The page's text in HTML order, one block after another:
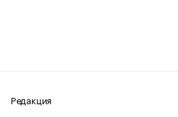
Редакция